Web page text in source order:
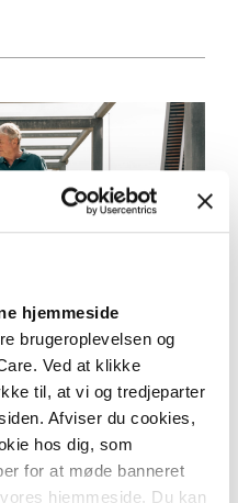
hjemmeside
brugeroplevelsen og
Ved at klikke
til, at vi og tredjeparter
Afviser du cookies,
hos dig, som
for at møde banneret
hjemmeside. Du kan
og brug af
i de danske
ikke tid
dele af det
og brug af...